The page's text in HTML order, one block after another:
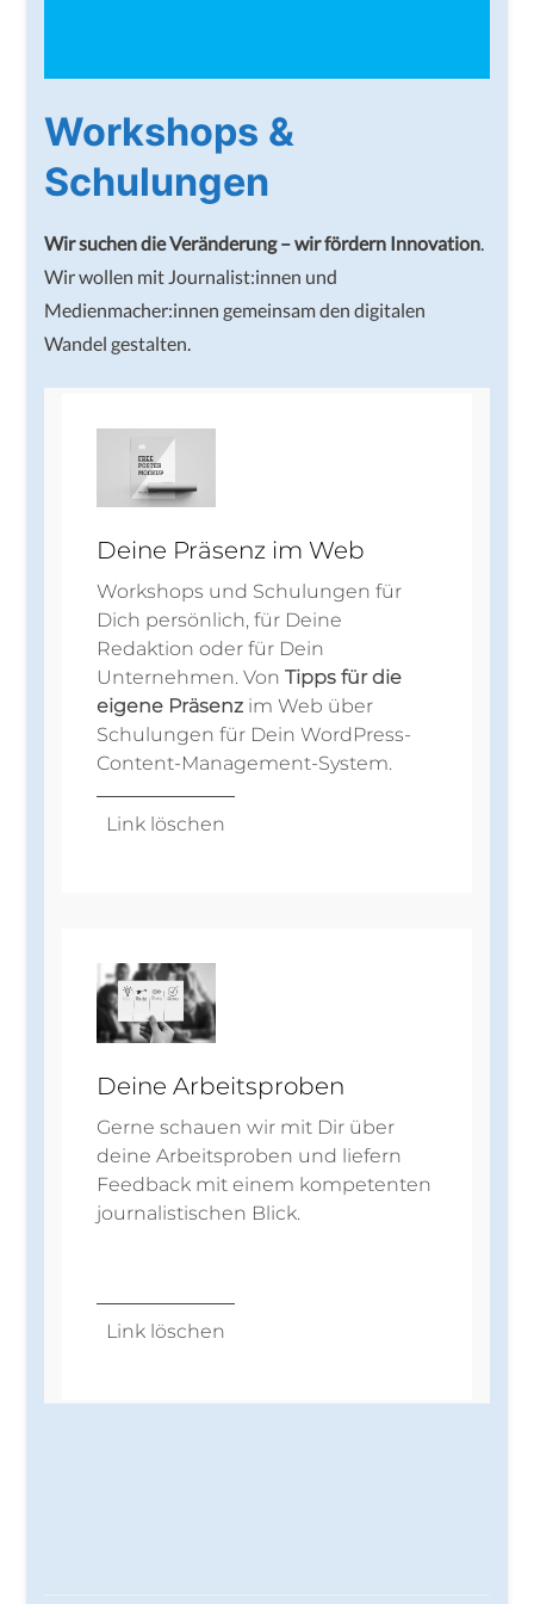
Workshops &
Schulungen
Wir suchen die Veränderung – wir fördern Innovation.
Wir wollen mit Journalist:innen und
Medienmacher:innen gemeinsam den digitalen
Wandel gestalten.
Deine Präsenz im Web
Workshops und Schulungen für
Dich persönlich, für Deine
Redaktion oder für Dein
Unternehmen. VonTipps für die
eigene Präsenz im Web über
Schulungen für Dein WordPress-
Content-Management-System.
Link löschen
Deine Arbeitsproben
Gerne schauen wir mit Dir über
deine Arbeitsproben und liefern
Feedback mit einem kompetenten
journalistischen Blick.
Link löschen